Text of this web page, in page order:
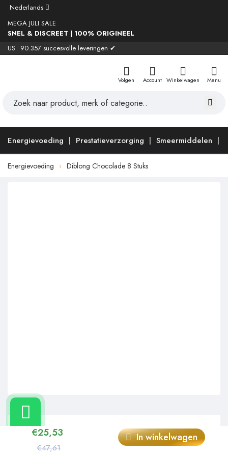
Nederlands
MEGA JULI SALE
SNEL & DISCREET | 100% ORIGINEEL
US
90.357 succesvolle leveringen ✔
Volgen Account Winkelwagen Menu
Energievoeding Prestatieverzorging Smeermiddelen
Energievoeding Diblong Chocolade 8 Stuks
Energievoeding
€25,53
€47,61
In winkelwagen